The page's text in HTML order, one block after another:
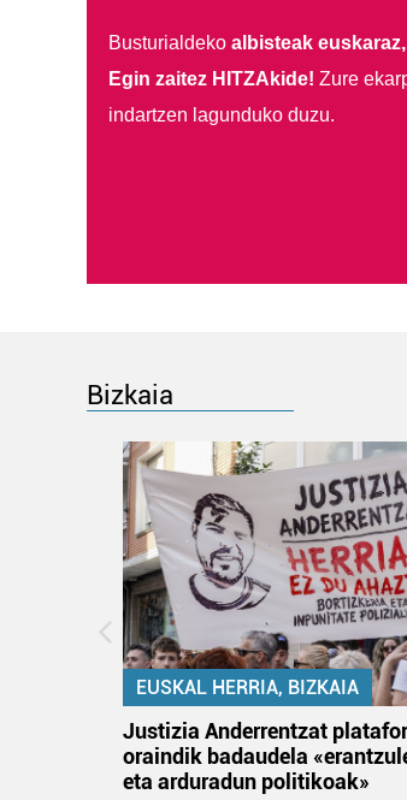
Busturialdeko albisteak
Egin zaitez HITZAkide! Zure
indartzen lagunduko duzu.
Bizkaia
EUSKAL HERRIA, BIZKAIA
Justizia Anderrentzat
oraindik badaudela
eta arduradun politikoak»